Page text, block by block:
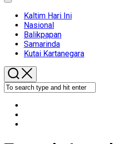
Expand
Kaltim Hari Ini
Nasional
Balikpapan
Samarinda
Kutai Kartanegara